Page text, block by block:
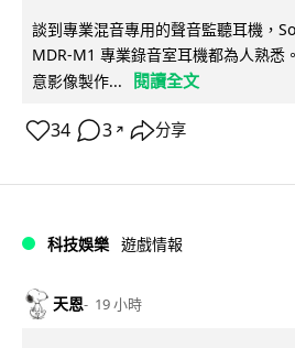
談到專業混音專用的聲音監聽耳機，
MDR-M1 專業錄音室耳機都為人熟悉
意影像製作...
閱讀全文
34 3 ↗ 分享
科技娛樂 遊戲情報
天恩 19 小時